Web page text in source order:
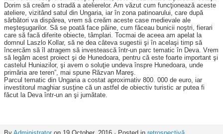
Dorim să creăm o stradă a atelierelor. Am văzut cum funcţionează aceste
ateliere, vizitând satul din Ungaria, iar în zona patinoarului, care după
sărbători va dispărea, vrem să creăm aceste case medievale ale
meşteşugarilor. Să se poată face pâine, cum făceau bunicii noştri, fierari
care să facă diferite obiecte, tâmplari. Tocmai de aceea am apelat la
domnul Laszlo Kollar, să ne dea câteva sugestii şi în acelaşi timp să
încercăm să îl atragem să investească într-un parc tematic în Deva. Vrem
să legăm acest proiect şi de Hunedoara, pentru că este foarte important şi
castelul Huniazilor, şi avem o soluţie undeva înspre Hunedoara, unde
primăria are teren”, mai spune Răzvan Mareş.
Parcul tematic din Ungaria a costat aproximativ 800. 000 de euro, iar
investitorul maghiar susţine că un astfel de obiectiv turistic ar putea fi
făcut la Deva într-un an şi jumătate.